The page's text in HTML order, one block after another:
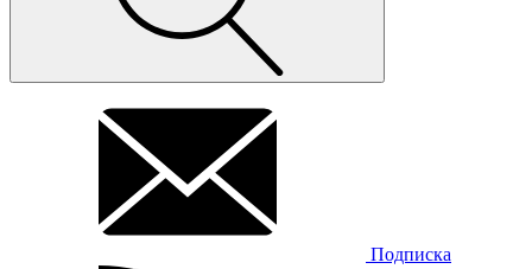
Подписка